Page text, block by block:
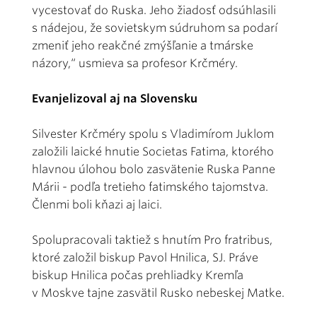
vycestovať do Ruska. Jeho žiadosť odsúhlasili
s nádejou, že sovietskym súdruhom sa podarí
zmeniť jeho reakčné zmýšľanie a tmárske
názory,“ usmieva sa profesor Krčméry.
Evanjelizoval aj na Slovensku
Silvester Krčméry spolu s Vladimírom Juklom
založili laické hnutie Societas Fatima, ktorého
hlavnou úlohou bolo zasvätenie Ruska Panne
Márii - podľa tretieho fatimského tajomstva.
Členmi boli kňazi aj laici.
Spolupracovali taktiež s hnutím Pro fratribus,
ktoré založil biskup Pavol Hnilica, SJ. Práve
biskup Hnilica počas prehliadky Kremľa
v Moskve tajne zasvätil Rusko nebeskej Matke.